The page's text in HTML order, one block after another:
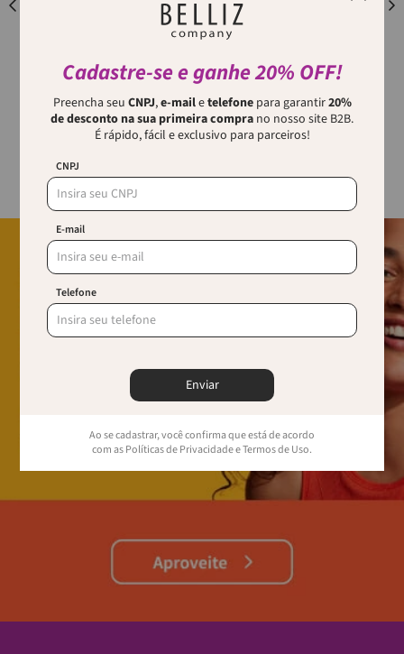
Cadastre-se e ganhe 20% OFF!
Preencha seu CNPJ,e-mailetelefonepara garantir20%
de desconto na sua primeira compra no nosso site B2B.
É rápido, fácil e exclusivo para parceiros!
CNPJ
E-mail
Telefone
Enviar
Ao se cadastrar, você confirma que está de acordo
com as Políticas de Privacidade e Termos de Uso.
Ricca Touch Aparador De
Detalhes
Ricca é indispensável para uma
pele lisa e livre de pelos
indesejados. Este aparador
ENOX
Mini Trimmer Enox
O MINI TRIMMER ENOX é a
solução portátil e eficaz para o
cuidado dos pelos faciais. Este